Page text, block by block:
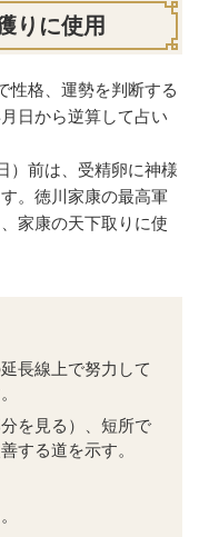
りに使用
性格、運勢を判断する
日から逆算して占い
）前は、受精卵に神様
。徳川家康の最高軍
家康の天下取りに使
長線上で努力して
を見る）、短所で
する道を示す。